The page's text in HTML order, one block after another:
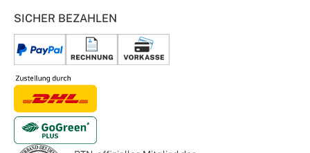
SICHER BEZAHLEN